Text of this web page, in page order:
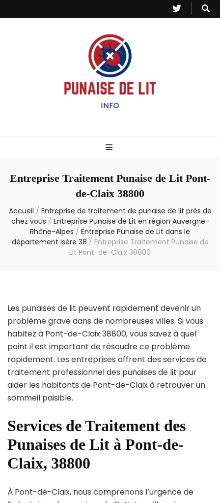
– Info
Entreprise Traitement Punaise de Lit Pont-
de-Claix 38800
Accueil / Entreprise de traitement de punaise de lit près de
chez vous / Entreprise Punaise de Lit en région Auvergne-
Rhône-Alpes / Entreprise Punaise de Lit dans le
département Isère 38 / Entreprise Traitement Punaise de
Lit Pont-de-Claix 38800
Les punaises de lit peuvent rapidement devenir un
problème grave dans de nombreuses villes. Si vous
habitez à Pont-de-Claix 38800, vous savez à quel
point il est important de résoudre ce problème
rapidement. Les entreprises offrent des services de
traitement professionnel des punaises de lit pour
aider les habitants de Pont-de-Claix à retrouver un
sommeil paisible.
Services de Traitement des
Punaises de Lit à Pont-de-
Claix, 38800
À Pont-de-Claix, nous comprenons l’urgence de